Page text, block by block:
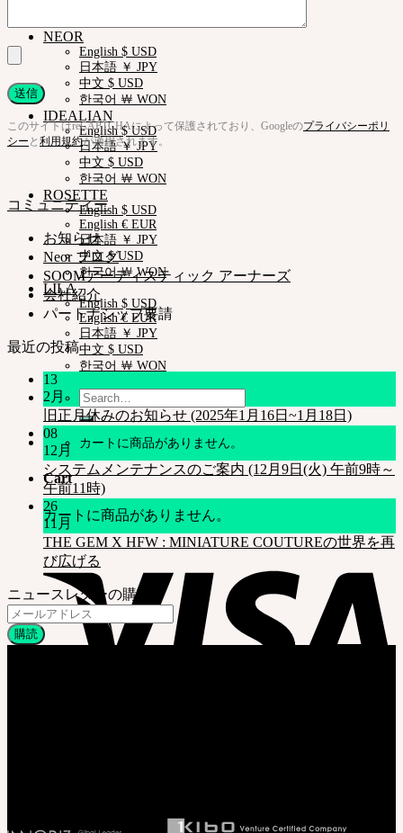
NEOR
English $ USD
日本語 ￥ JPY
中文 $ USD
한국어 ￦ WON
IDEALIAN
English $ USD
日本語 ￥ JPY
中文 $ USD
한국어 ￦ WON
ROSETTE
English $ USD
English € EUR
日本語 ￥ JPY
中文 $ USD
한국어 ￦ WON
LILA
English $ USD
English € EUR
日本語 ￥ JPY
中文 $ USD
한국어 ￦ WON
Search
for:
カートに商品がありません。
Cart
カートに商品がありません。
このサイトはreCAPTCHAによって保護されており、Googleのプライバシーポリ
シー と 利用規約が適用されます。
コミュニティー
お知らせ
Neor ブログ
SOOMアーティスティック アーナーズ
会社紹介
パートナシップ要請
最近の投稿
13
2月
旧正月休みのお知らせ (2025年1月16日~1月18日)
08
12月
システムメンテナンスのご案内 (12月9日(火) 午前9時～
午前11時)
26
11月
THE GEM X HFW : MINIATURE COUTUREの世界を再
び広げる
ニュースレターの購読